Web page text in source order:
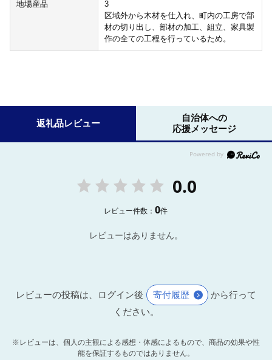
地場産品
3
区域外から木材を仕入れ、町内の工房で部
材の切り出し、部材の加工、組立、家具製
作の全ての工程を行っているため。
返礼品レビュー
自治体への
応援メッセージ
0.0
レビュー件数：0件
レビューはありません。
レビューの投稿は、ログイン後 寄付履歴
から行って
ください。
※レビューは、個人の主観による感想・体感によるもので、商品の効果や性
能を保証するものではありません。